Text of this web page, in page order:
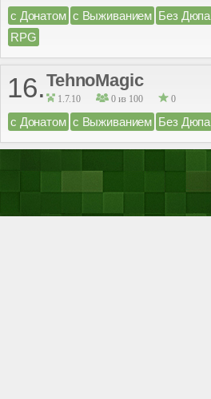
с Донатом с Выживанием Без Дюпа
RPG
16.TehnoMagic
1.7.10 0 из 100 0
с Донатом с Выживанием Без Дюпа